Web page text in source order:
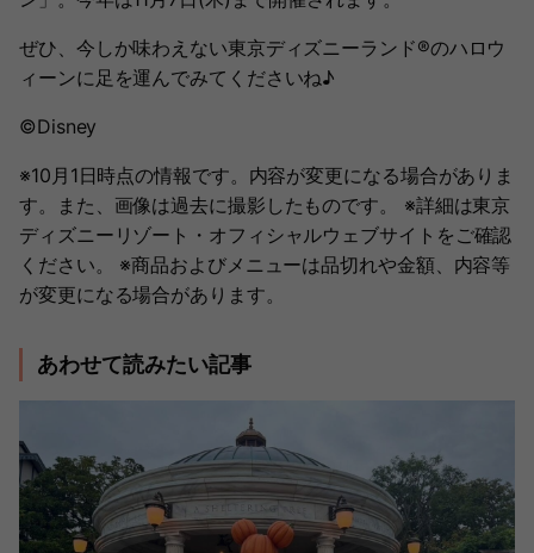
ぜひ、今しか味わえない東京ディズニーランド®︎のハロウ
ィーンに足を運んでみてくださいね♪
©Disney
※10月1日時点の情報です。内容が変更になる場合がありま
す。また、画像は過去に撮影したものです。 ※詳細は東京
ディズニーリゾート・オフィシャルウェブサイトをご確認
ください。 ※商品およびメニューは品切れや金額、内容等
が変更になる場合があります。
あわせて読みたい記事